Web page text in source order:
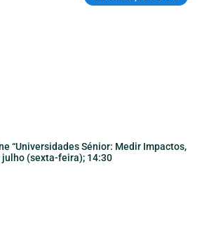
“Universidades Sénior: Medir Impactos,
julho (sexta-feira); 14:30